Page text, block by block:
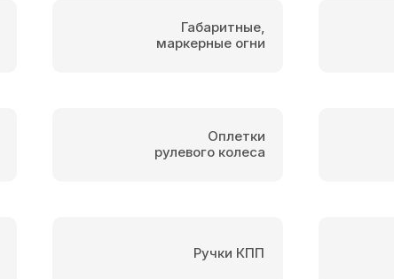
Оплетки
рулевого колеса
Габаритные,
маркерные огни
Ручки КПП